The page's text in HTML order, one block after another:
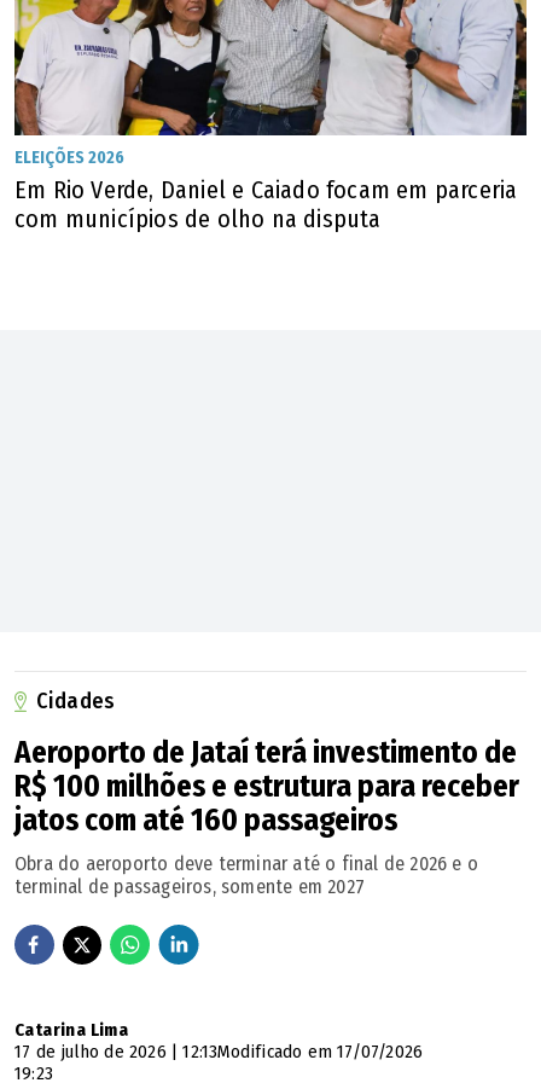
foco na validade de uma lei do Mato Grosso que retira os
incentivos fiscais e doações de terrenos públicos das
empresas que assinam a moratória.
ELEIÇÕES 2026
Em Rio Verde, Daniel e Caiado focam em parceria
com municípios de olho na disputa
Cidades
Aeroporto de Jataí terá investimento de
R$ 100 milhões e estrutura para receber
jatos com até 160 passageiros
Obra do aeroporto deve terminar até o final de 2026 e o
terminal de passageiros, somente em 2027
Catarina Lima
17 de julho de 2026 | 12:13Modificado em 17/07/2026
19:23